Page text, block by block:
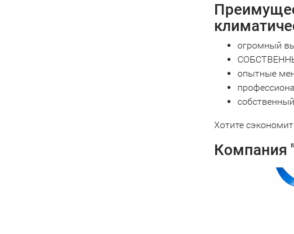
огромный
опытные
Хотите
Компания